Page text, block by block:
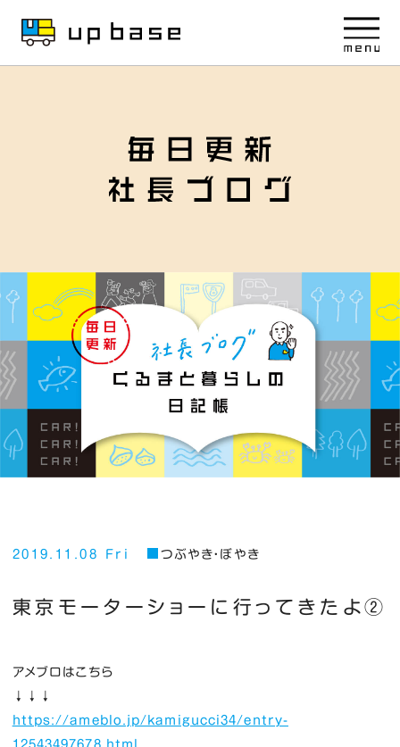
2019.11.08 Fri つぶやき・ぼやき
東京モーターショーに行ってきたよ②
アメブロはこちら
↓↓↓
https://ameblo.jp/kamigucci34/entry-
12543497678.html